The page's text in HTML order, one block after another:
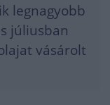
legnagyobb
júliusban
vásárolt